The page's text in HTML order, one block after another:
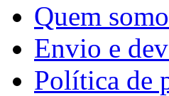
Quem
Envio e
Política de